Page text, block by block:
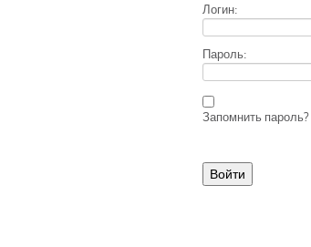
Логин:
Пароль:
Запомнить пароль?